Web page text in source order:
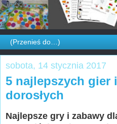
sobota, 14 stycznia 2017
5 najlepszych gier
dorosłych
Najlepsze gry i zabawy